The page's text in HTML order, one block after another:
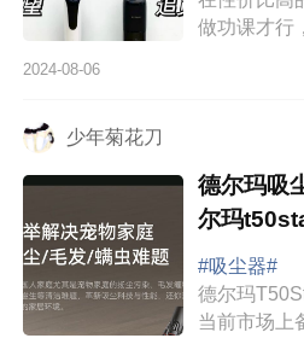
做功课才行
觅吸尘器
2024-08-06
少年菊花刀
德尔玛吸
尔玛
#吸尘器#
德尔玛
当前市场上